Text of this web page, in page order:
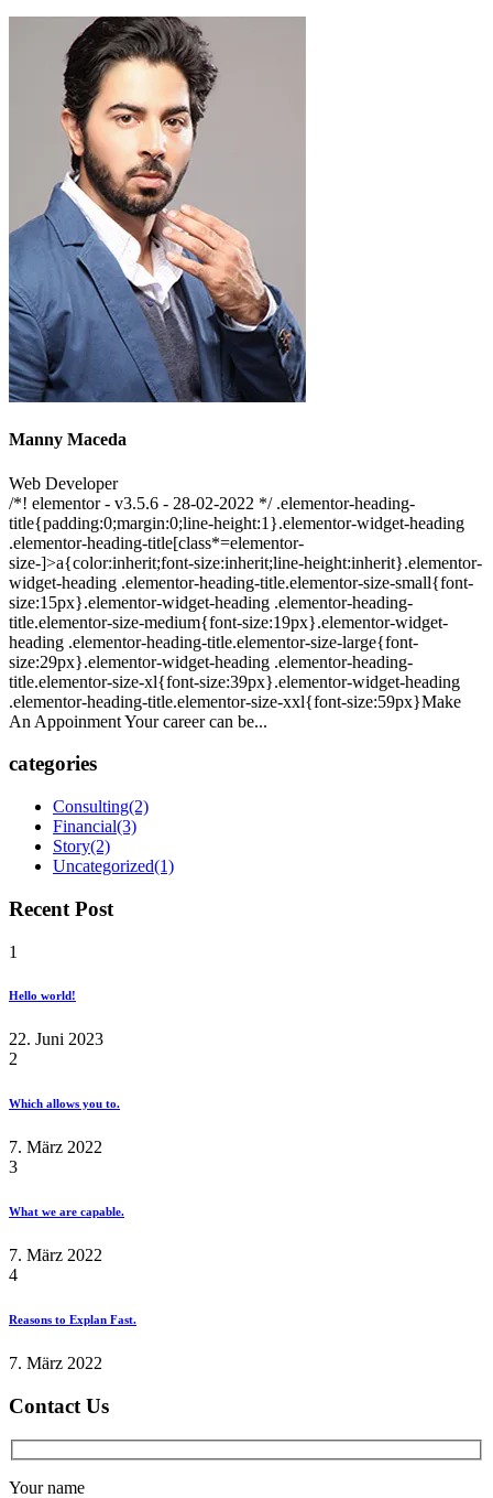
Manny Maceda
Web Developer
/*! elementor - v3.5.6 - 28-02-2022 */ .elementor-heading-
title{padding:0;margin:0;line-height:1}.elementor-widget-heading
.elementor-heading-title[class*=elementor-
size-]>a{color:inherit;font-size:inherit;line-height:inherit}.elementor-
widget-heading .elementor-heading-title.elementor-size-small{font-
size:15px}.elementor-widget-heading .elementor-heading-
title.elementor-size-medium{font-size:19px}.elementor-widget-
heading .elementor-heading-title.elementor-size-large{font-
size:29px}.elementor-widget-heading .elementor-heading-
title.elementor-size-xl{font-size:39px}.elementor-widget-heading
.elementor-heading-title.elementor-size-xxl{font-size:59px}Make
An Appoinment Your career can be...
categories
Consulting(2)
Financial(3)
Story(2)
Uncategorized(1)
Recent Post
1
Hello world!
22. Juni 2023
2
Which allows you to.
7. März 2022
3
What we are capable.
7. März 2022
4
Reasons to Explan Fast.
7. März 2022
Contact Us
Your name